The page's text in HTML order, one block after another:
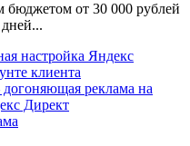
бюджетом от 30 000 рублей
настройка Яндекс
клиента
реклама на
Директ